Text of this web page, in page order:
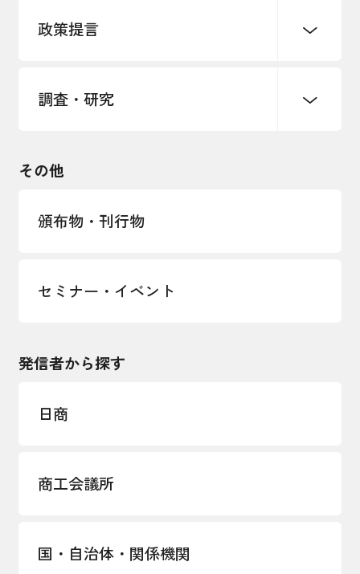
海外情報レポート
安全保障貿易管理・技術流出防止に関す
経営者保証に関するガイドライン
政策提言
中小企業経営
国土強靭化・社会基盤整備・震災復興
調査・研究
LOBO調査
その他
頒布物・刊行物
セミナー・イベント
発信者から探す
日商
商工会議所
国・自治体・関係機関